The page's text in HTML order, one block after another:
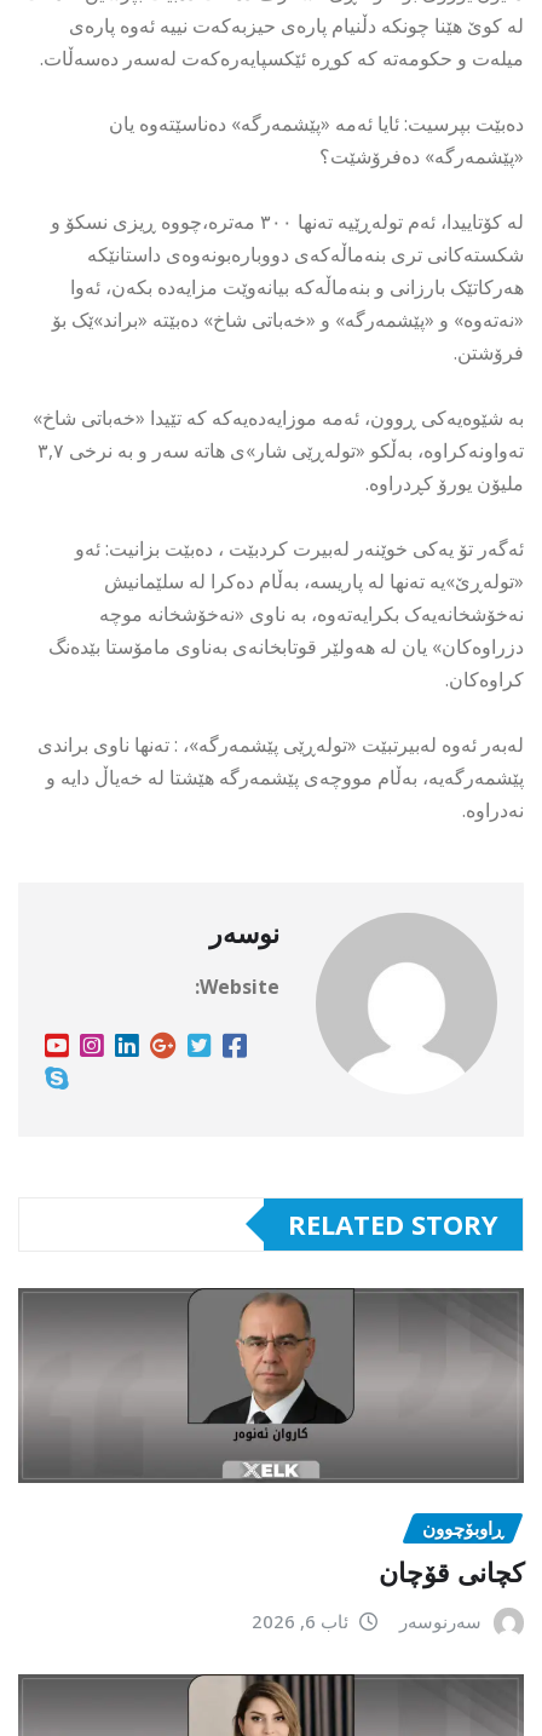
لە کوێ هێنا چونکە دڵنیام پارەى حیزبەکەت نییە ئەوە پارەى
میلەت و حکومەتە کە کوڕە ئێکسپایەرەکەت لەسەر دەسەڵات.
دەبێت بپرسیت: ئایا ئەمە «پێشمەرگە» دەناسێتەوە یان
«پێشمەرگە» دەفرۆشێت؟
لە کۆتاییدا، ئەم تولەڕێیە تەنها ٣٠٠ مەترە،چووە ڕیزى نسکۆ و
شکستەکانى ترى بنەماڵەکەى دووبارەبونەوەی داستانێکە
هەرکاتێک بارزانی و بنەماڵەکە بیانەوێت مزایەدە بکەن، ئەوا
«نەتەوە» و «پێشمەرگە» و «خەباتی شاخ» دەبێتە «براند»ێک بۆ
فرۆشتن.
بە شێوەیەکی ڕوون، ئەمە موزایەدەیەکە کە تێیدا «خەباتی شاخ»
تەواونەکراوە، بەڵکو «تولەڕێی شار»ی هاتە سەر و بە نرخی ٣,٧
ملیۆن یورۆ کڕدراوە.
ئەگەر تۆ یەکى خوێنەر لەبیرت کردبێت ، دەبێت بزانیت: ئەو
«تولەڕێ»یە تەنها لە پاریسە، بەڵام دەکرا لە سلێمانیش
نەخۆشخانەیەک بکرایەتەوە، بە ناوی «نەخۆشخانە موچە
دزراوەکان» یان لە هەولێر قوتابخانەى بەناوی مامۆستا بێدەنگ
کراوەکان.
لەبەر ئەوە لەبیرتبێت «تولەڕێی پێشمەرگە»، : تەنها ناوی براندى
پێشمەرگەیە، بەڵام مووچەی پێشمەرگە ھێشتا لە خەیاڵ دایە و
نەدراوە.
نوسەر
Website:
RELATED STORY
ڕاوبۆچوون
کچانی قۆچان
سەرنوسەر ئاب 6, 2026